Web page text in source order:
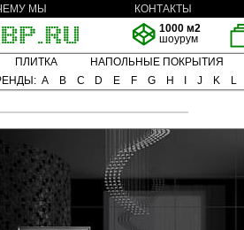
МЫ
КОНТАКТЫ
1000 м2
шоурум
ПЛИТКА
НАПОЛЬНЫЕ ПОКРЫТИЯ
A B C D E F G H J K L